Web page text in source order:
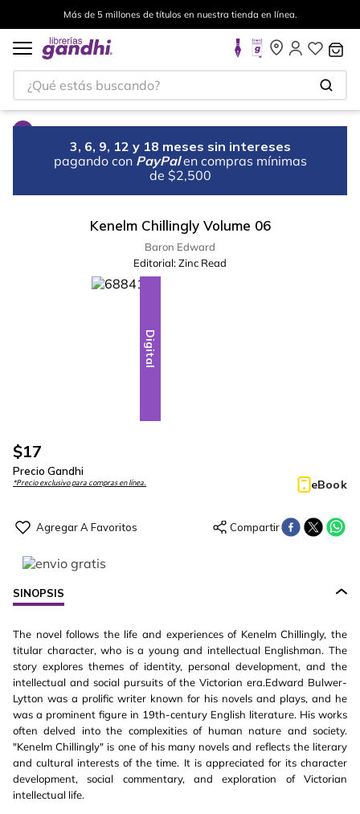
Más de 5 millones de títulos en nuestra tienda en línea.
¿Qué estás buscando?
3, 6, 9, 12 y 18 meses sin intereses
pagando con PayPal en compras mínimas
de $2,500
Kenelm Chillingly Volume 06
Baron Edward
Editorial:Zinc Read
Digital
$17
Precio Gandhi
*Precio exclusivo para compras en línea. eBook
SINOPSIS
The novel follows the life and experiences of Kenelm Chillingly, the
titular character, who is a young and intellectual Englishman. The
story explores themes of identity, personal development, and the
intellectual and social pursuits of the Victorian era.Edward Bulwer-
Lytton was a prolific writer known for his novels and plays, and he
was a prominent figure in 19th-century English literature. His works
often delved into the complexities of human nature and society.
"Kenelm Chillingly" is one of his many novels and reflects the literary
and cultural interests of the time. It is appreciated for its character
development, social commentary, and exploration of Victorian
intellectual life.